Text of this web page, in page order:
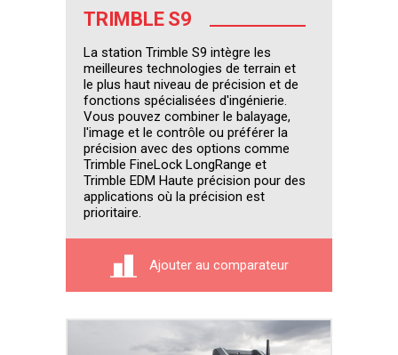
TRIMBLE S9
La station Trimble S9 intègre les
meilleures technologies de terrain et
le plus haut niveau de précision et de
fonctions spécialisées d'ingénierie.
Vous pouvez combiner le balayage,
l'image et le contrôle ou préférer la
précision avec des options comme
Trimble FineLock LongRange et
Trimble EDM Haute précision pour des
applications où la précision est
prioritaire.
Ajouter au comparateur